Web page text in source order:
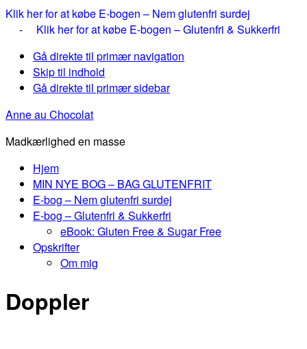
Klik her for at købe E-bogen – Nem glutenfri surdej
- Klik her for at købe E-bogen – Glutenfri & Sukkerfri
Gå direkte til primær navigation
Skip til indhold
Gå direkte til primær sidebar
Anne au Chocolat
Madkærlighed en masse
Hjem
MIN NYE BOG – BAG GLUTENFRIT
E-bog – Nem glutenfri surdej
E-bog – Glutenfri & Sukkerfri
eBook: Gluten Free & Sugar Free
Opskrifter
Om mig
Doppler